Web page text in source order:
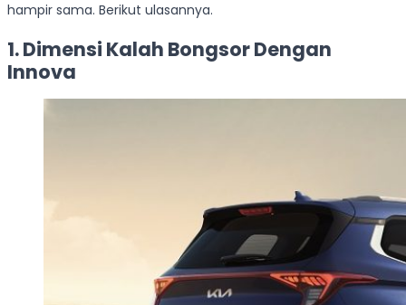
hampir sama. Berikut ulasannya.
1. Dimensi Kalah Bongsor Dengan
Innova